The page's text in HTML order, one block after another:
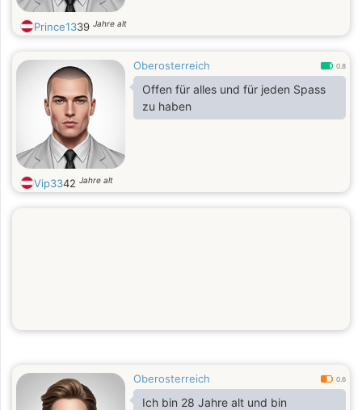
Prince1339 Jahre alt
Oberosterreich 0.8
Offen für alles und für jeden Spass
zu haben
Vip3342 Jahre alt
Oberosterreich 0.6
Ich bin 28 Jahre alt und bin